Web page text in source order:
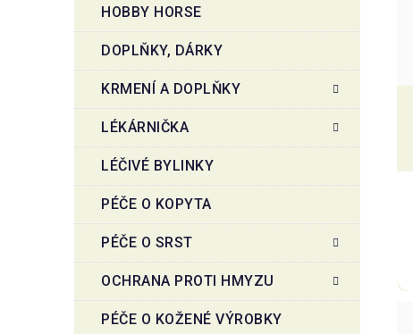
HOBBY HORSE
DOPLŇKY, DÁRKY
KRMENÍ A DOPLŇKY
LÉKÁRNIČKA
LÉČIVÉ BYLINKY
PÉČE O KOPYTA
PÉČE O SRST
OCHRANA PROTI HMYZU
PÉČE O KOŽENÉ VÝROBKY